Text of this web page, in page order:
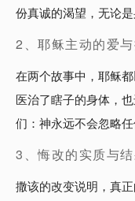
份真诚的渴望，无论
2、耶稣主动的爱与
在两个故事中，耶稣
医治了瞎子的身体，
们：神永远不会忽略任
3、悔改的实质与结
撒该的改变说明，真